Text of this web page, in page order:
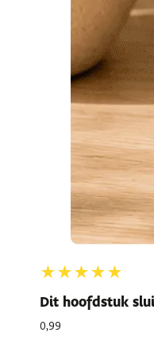
★★★★★
Dit hoofdstuk
0,99